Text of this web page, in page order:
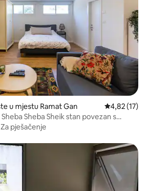
u mjestu Ramat Gan Prosječna
4,82 (17)
Sheba Sheik stan povezan s
Za pješačenje